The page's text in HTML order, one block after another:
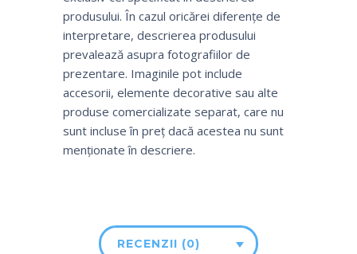
produsului. În cazul oricărei diferențe de
interpretare, descrierea produsului
prevalează asupra fotografiilor de
prezentare. Imaginile pot include
accesorii, elemente decorative sau alte
produse comercializate separat, care nu
sunt incluse în preț dacă acestea nu sunt
menționate în descriere.
RECENZII (0)